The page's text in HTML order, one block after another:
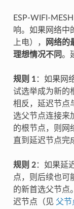
ESP-WIFI-
响。如果网络中
上电），
网络的
理想情况不同。
规则 1：如果网
试选举成为新的
相反，延迟节点
选父节点连接来
的根节点，则网
直到延迟节点完
规则 2：如果延
点，则后续也可
的新首选父节点
迟节点（见 父节